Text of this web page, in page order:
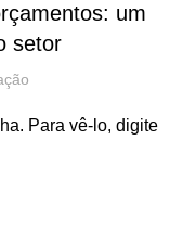
um
setor
Para vê-lo, digite